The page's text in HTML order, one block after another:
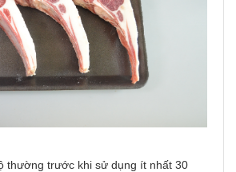
thường trước khi sử dụng ít nhất 30